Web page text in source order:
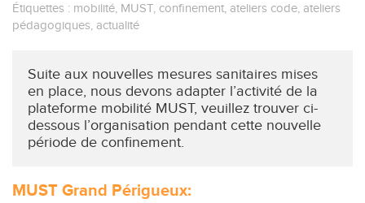
Étiquettes : mobilité, MUST, confinement, ateliers code, ateliers
pédagogiques, actualité
Suite aux nouvelles mesures sanitaires mises
en place, nous devons adapter l’activité de la
plateforme mobilité MUST, veuillez trouver ci-
dessous l’organisation pendant cette nouvelle
période de confinement.
MUST Grand Périgueux: